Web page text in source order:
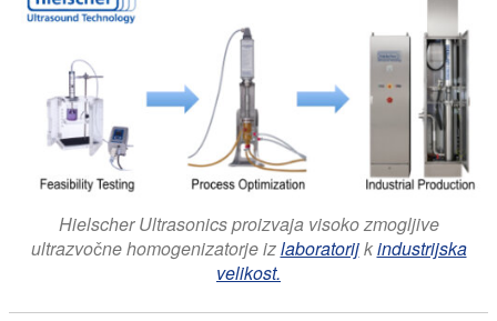
Hielscher Ultrasonics proizvaja visoko zmogljive
ultrazvočne homogenizatorje izlaboratorijkindustrijska
velikost.